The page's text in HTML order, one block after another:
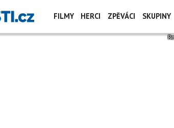
FILMY HERCI ZPĚVÁCI SKUPINY